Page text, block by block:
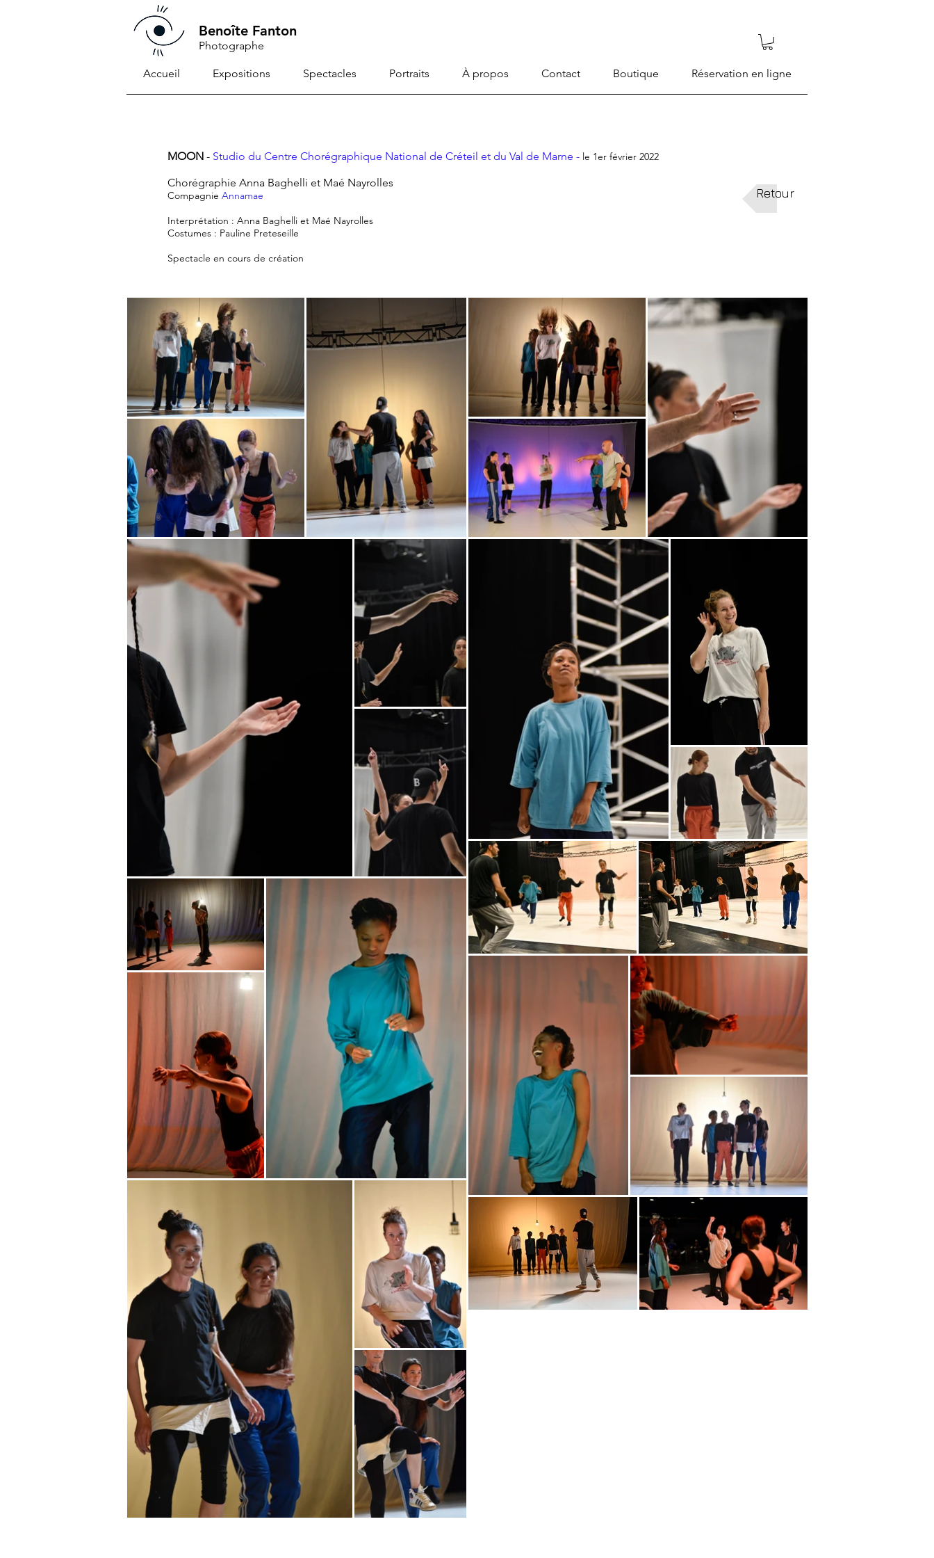
Benoîte Fanton
Photographe
Accueil Expositions Spectacles Portraits À propos Contact Boutique Réservation en ligne
MOON - Studio du Centre Chorégraphique National de Créteil et du Val de Marne - le 1er février 2022
Chorégraphie Anna Baghelli et Maé Nayrolles
Compagnie Annamae
Interprétation : Anna Baghelli et Maé Nayrolles
Costumes : Pauline Preteseille
Spectacle en cours de création
Retour